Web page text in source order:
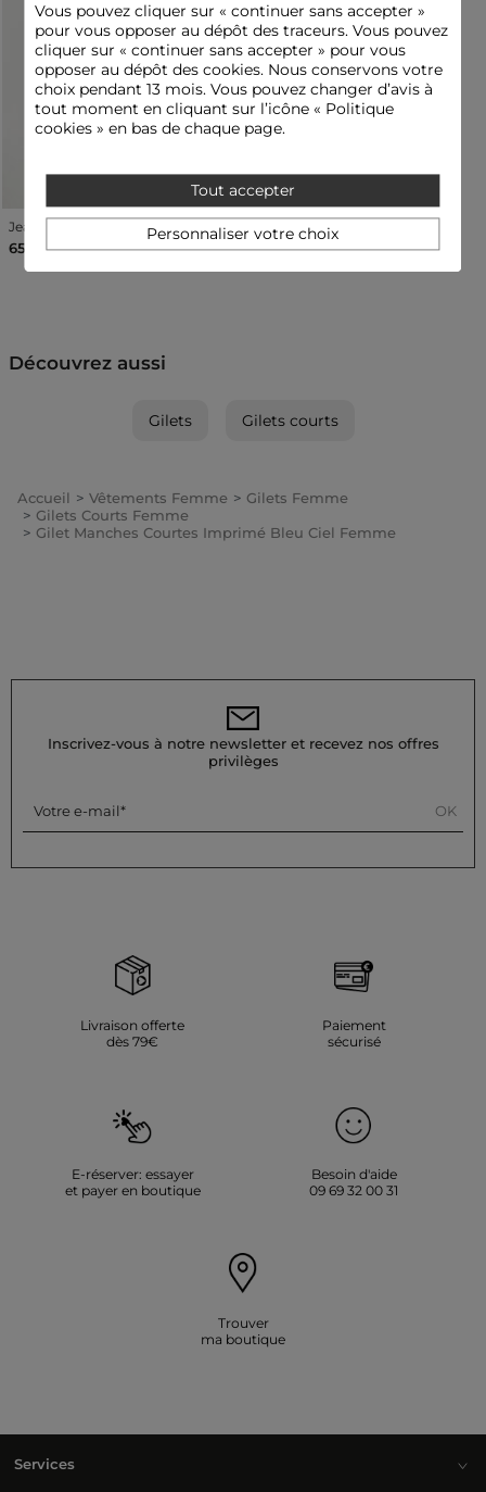
Jeans bootcut taille haute denim brut femme
65,00 €
Découvrez aussi
Gilets Gilets courts
Accueil Vêtements Femme
Gilets Femme
Gilets Courts Femme
Gilet Manches Courtes Imprimé Bleu Ciel Femme
Inscrivez-vous à notre newsletter et recevez nos offres
privilèges
Votre e-mail OK
Livraison offerte
dès 79€
Paiement
sécurisé
E-réserver: essayer
et payer en boutique
Besoin d'aide
09 69 32 00 31
Trouver
ma boutique
Services
Vous pouvez cliquer sur « continuer sans accepter»
pour vous opposer au dépôt des traceurs. Vous pouvez
cliquer sur « continuer sans accepter » pour vous
opposer au dépôt des cookies. Nous conservons votre
choix pendant 13 mois. Vous pouvez changer d’avis à
tout moment en cliquant sur l’icône « Politique
cookies » en bas de chaque page.
Tout accepter
Personnaliser votre choix